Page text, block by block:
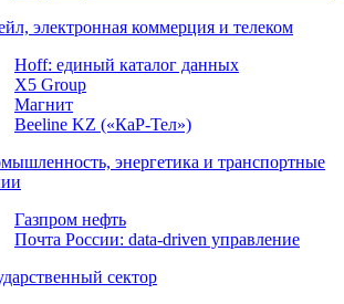
электронная коммерция и телеком
Hoff: единый каталог данных
X5 Group
Магнит
Beeline KZ («КаР-Тел»)
энергетика и транспортные
Газпром нефть
Почта России: data-driven управление
сектор